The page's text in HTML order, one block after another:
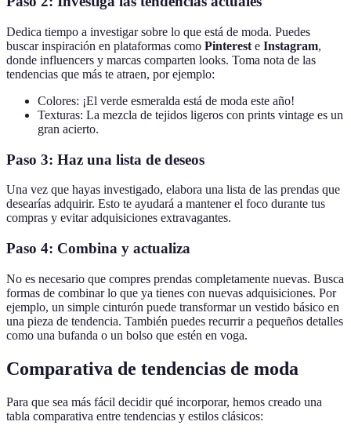
Dedica tiempo a investigar sobre lo que está de moda. Puedes
buscar inspiración en plataformas como Pinterest e Instagram,
donde influencers y marcas comparten looks. Toma nota de las
tendencias que más te atraen, por ejemplo:
Colores: ¡El verde esmeralda está de moda este año!
Texturas: La mezcla de tejidos ligeros con prints vintage es un
gran acierto.
Paso 3: Haz una lista de deseos
Una vez que hayas investigado, elabora una lista de las prendas que
desearías adquirir. Esto te ayudará a mantener el foco durante tus
compras y evitar adquisiciones extravagantes.
Paso 4: Combina y actualiza
No es necesario que compres prendas completamente nuevas. Busca
formas de combinar lo que ya tienes con nuevas adquisiciones. Por
ejemplo, un simple cinturón puede transformar un vestido básico en
una pieza de tendencia. También puedes recurrir a pequeños detalles
como una bufanda o un bolso que estén en voga.
Comparativa de tendencias de moda
Para que sea más fácil decidir qué incorporar, hemos creado una
tabla comparativa entre tendencias y estilos clásicos: